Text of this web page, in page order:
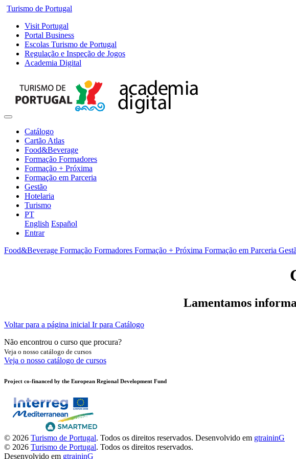
Turismo de Portugal
Visit Portugal
Portal Business
Escolas Turismo de Portugal
Regulação e Inspeção de Jogos
Academia Digital
Catálogo
Cartão Atlas
Food&Beverage
Formação Formadores
Formação + Próxima
Formação em Parceria
Gestão
Hotelaria
Turismo
PT
English Español
Entrar
Food&Beverage Formação Formadores Formação + Próxima Formação em Parceria
Lamentamos
Voltar para a página inicial Ir para Catálogo
Não encontrou o curso que procura?
Veja o nosso catálogo de cursos
Veja o nosso catálogo de cursos
Project co-financed by the European Regional Development Fund
© 2026 Turismo de Portugal. Todos os direitos reservados. Desenvolvido em gtraininG
© 2026 Turismo de Portugal. Todos os direitos reservados.
Desenvolvido em gtraininG